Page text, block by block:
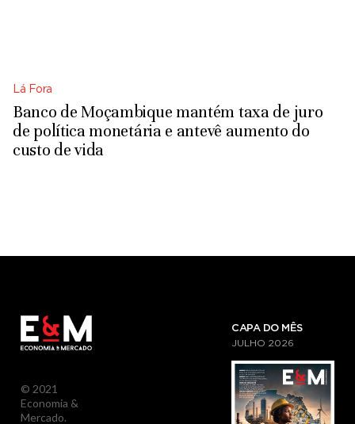
Lá Fora
Banco de Moçambique mantém taxa de juro
de política monetária e antevê aumento do
custo de vida
© 2021
Economia &
Mercado.
CAPA DO MÊS
JULHO 2026